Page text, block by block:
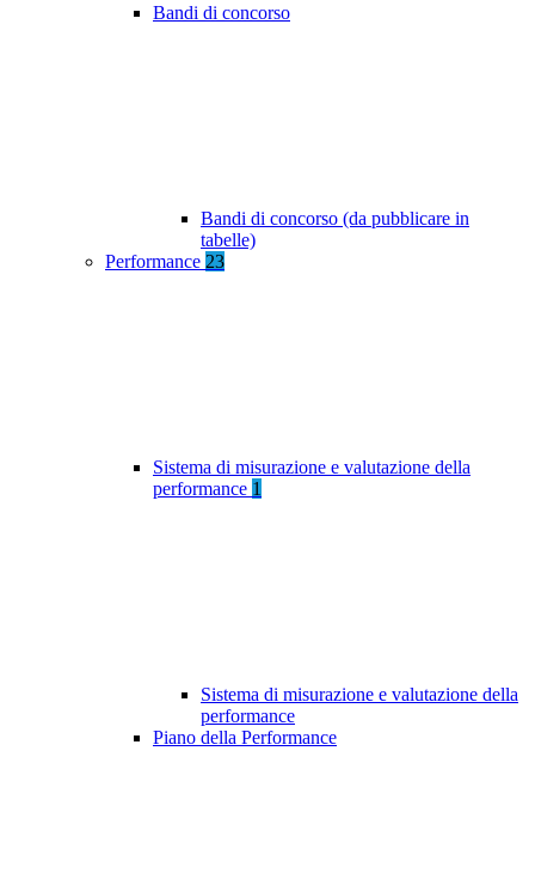
Bandi di concorso
Bandi di concorso (da pubblicare in
tabelle)
Performance 23
Sistema di misurazione e valutazione della
performance 1
Sistema di misurazione e valutazione della
performance
Piano della Performance